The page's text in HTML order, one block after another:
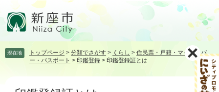
頭飛 現在地 トップページ > 分類でさがす > くらし > 住民票・戸籍・マイナンバ
ー・パスポート > 印鑑登録 > 印鑑登録証とは